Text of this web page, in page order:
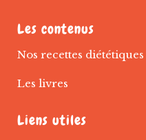
Les contenus
Nos recettes diététiques
Les livres
Liens utiles